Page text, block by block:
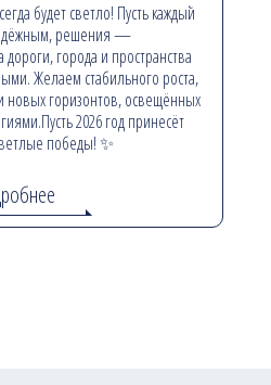
будет светло! Пусть каждый
решения —
города и пространства
Желаем стабильного роста,
новых горизонтов, освещённых
2026 год принесёт
победы! ✨